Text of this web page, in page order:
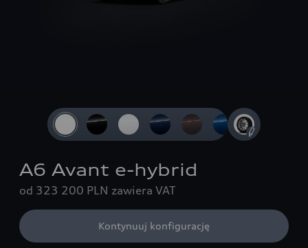
A6 Avant e-hybrid
od 323 200 PLN zawiera VAT
Kontynuuj konfigurację